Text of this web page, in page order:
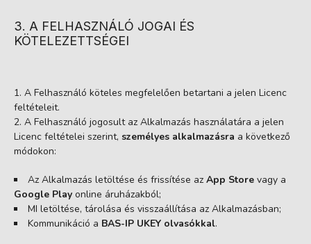
3. A FELHASZNÁLÓ JOGAI ÉS
KÖTELEZETTSÉGEI
A Felhasználó köteles megfelelően betartani a jelen Licenc
feltételeit.
A Felhasználó jogosult az Alkalmazás használatára a jelen
Licenc feltételei szerint, személyes alkalmazásra a következő
módokon:
Az Alkalmazás letöltése és frissítése az App Store vagy a
Google Play online áruházakból;
MI letöltése, tárolása és visszaállítása az Alkalmazásban;
Kommunikáció a BAS-IP UKEY olvasókkal.